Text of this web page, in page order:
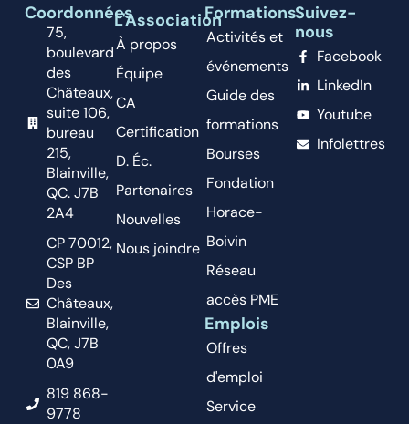
Coordonnées
75,
boulevard
des
Châteaux,
suite 106,
bureau
215,
Blainville,
QC. J7B
2A4
CP 70012,
CSP BP
Des
Châteaux,
Blainville,
QC, J7B
0A9
819 868-
9778
L'Association
À propos
Équipe
CA
Certification
D. Éc.
Partenaires
Nouvelles
Nous joindre
Formations
Activités et
événements
Guide des
formations
Bourses
Fondation
Horace-
Boivin
Réseau
accès PME
Emplois
Offres
d'emploi
Service
Suivez-
nous
Facebook
LinkedIn
Youtube
Infolettres